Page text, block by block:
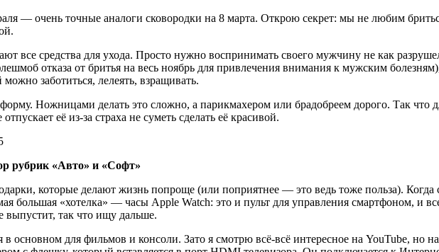
— очень точные аналоги сковородки на 8 марта. Открою секрет: мы не любим
все средства для ухода. Просто нужно воспринимать своего мужчину не как
отказа от бритья на весь ноябрь для привлечения внимания к мужским
заботиться, лелеять, взращивать.
Ножницами делать это сложно, а парикмахером или брадобреем дорого. Так
её из-за страха не суметь сделать её красивой.
рубрик «Авто» и «Софт»
которые делают жизнь попроще (или поприятнее — это ведь тоже польза).
большая «хотелка» — часы Apple Watch: это и пульт для управления смартфоном, и
выпустит, так что ищу дальше.
в основном для фильмов и консоли. Зато я смотрю всё-всё интересное на YouTube, но